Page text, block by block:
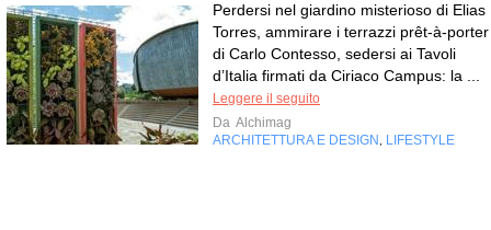
Perdersi nel giardino misterioso di Elias
Torres, ammirare i terrazzi prêt-à-porter
di Carlo Contesso, sedersi ai Tavoli
d’Italia firmati da Ciriaco Campus: la ...
Leggere il seguito
Da Alchimag
ARCHITETTURA E DESIGN
LIFESTYLE